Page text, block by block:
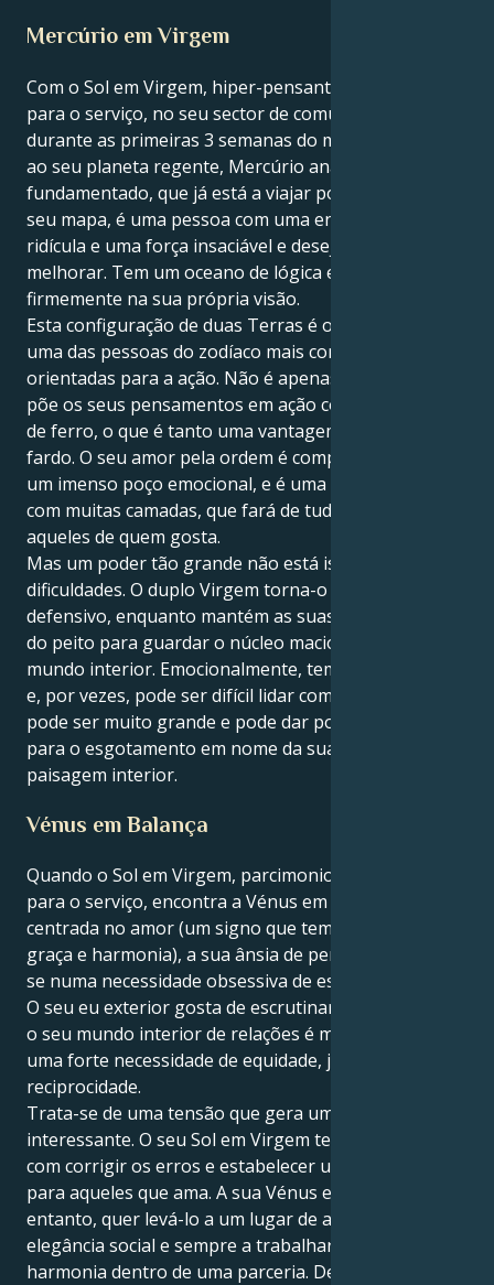
Mercúrio em Virgem
Com o Sol em Virgem, hiper-pensante e orientado
para o serviço, no seu sector de comunicação mental
durante as primeiras 3 semanas do mês, juntando-se
ao seu planeta regente, Mercúrio analítico e
fundamentado, que já está a viajar por esta parte do
seu mapa, é uma pessoa com uma energia mental
ridícula e uma força insaciável e desejosa de
melhorar. Tem um oceano de lógica e acredita
firmemente na sua própria visão.
Esta configuração de duas Terras é o que faz de si
uma das pessoas do zodíaco mais concentradas e
orientadas para a ação. Não é apenas um pensador;
põe os seus pensamentos em ação com um punho
de ferro, o que é tanto uma vantagem como um
fardo. O seu amor pela ordem é complementado por
um imenso poço emocional, e é uma pessoa firme,
com muitas camadas, que fará de tudo para proteger
aqueles de quem gosta.
Mas um poder tão grande não está isento de
dificuldades. O duplo Virgem torna-o muito crítico e
defensivo, enquanto mantém as suas emoções perto
do peito para guardar o núcleo macio do seu sensível
mundo interior. Emocionalmente, tem muita paixão
e, por vezes, pode ser difícil lidar com isso. O mundo
pode ser muito grande e pode dar por si a tender
para o esgotamento em nome da sua poderosa
paisagem interior.
Vénus em Balança
Quando o Sol em Virgem, parcimonioso e orientado
para o serviço, encontra a Vénus em Balança,
centrada no amor (um signo que tem tudo a ver com
graça e harmonia), a sua ânsia de perfeição traduz-
se numa necessidade obsessiva de estar com "o tal".
O seu eu exterior gosta de escrutinar e refinar, mas
o seu mundo interior de relações é motivado por
uma forte necessidade de equidade, justiça e
reciprocidade.
Trata-se de uma tensão que gera uma atração
interessante. O seu Sol em Virgem tem tudo a ver
com corrigir os erros e estabelecer uma base forte
para aqueles que ama. A sua Vénus em Balança, no
entanto, quer levá-lo a um lugar de amor partilhado,
elegância social e sempre a trabalhar para a
harmonia dentro de uma parceria. Dessa forma, não